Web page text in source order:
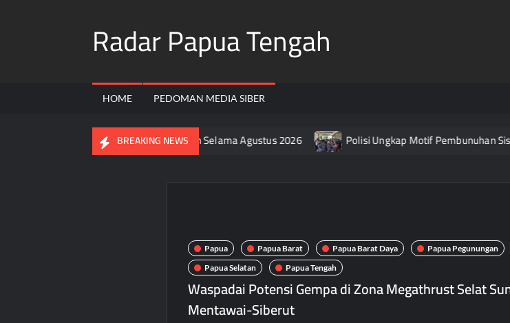
Radar Papua Tengah
HOME PEDOMAN MEDIA SIBER
BREAKING NEWS
Warga Pasang Bendera Merah Putih Selama Agustus 2026 Polisi Ungkap Motif Pembunuhan Siswi
Papua Papua Barat Papua Barat Daya
Papua Pegunungan
Papua Selatan
Papua Tengah
Waspadai Potensi Gempa di Zona Megathrust Selat
Mentawai-Siberut